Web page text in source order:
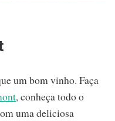
um bom vinho. Faça
, conheça todo o
uma deliciosa